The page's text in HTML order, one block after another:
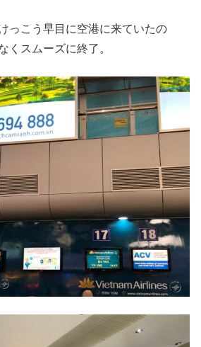
っこう早目に空港に来ていたの
くスムーズに終了。